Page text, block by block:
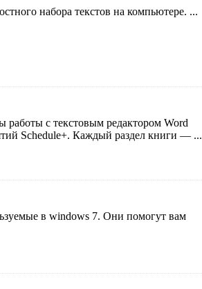
набора текстов на компьютере. ...
с текстовым редактором Word
Schedule+. Каждый раздел книги — ...
в windows 7. Они помoгyт вaм